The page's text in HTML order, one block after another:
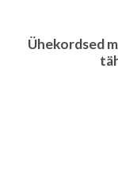
Ühekordsed